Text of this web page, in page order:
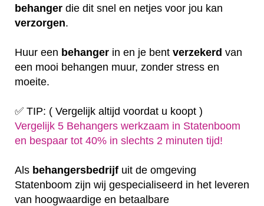
behanger die dit snel en netjes voor jou kan
verzorgen.
Huur een behanger in en je bent verzekerd van
een mooi behangen muur, zonder stress en
moeite.
✅ TIP: ( Vergelijk altijd voordat u koopt )
Vergelijk 5 Behangers werkzaam in Statenboom
en bespaar tot 40% in slechts 2 minuten tijd!
Als behangersbedrijf uit de omgeving
Statenboom zijn wij gespecialiseerd in het leveren
van hoogwaardige en betaalbare